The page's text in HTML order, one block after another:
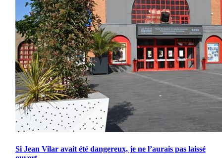
Si Jean Vilar avait été dangereux, je ne l’aurais pas laissé